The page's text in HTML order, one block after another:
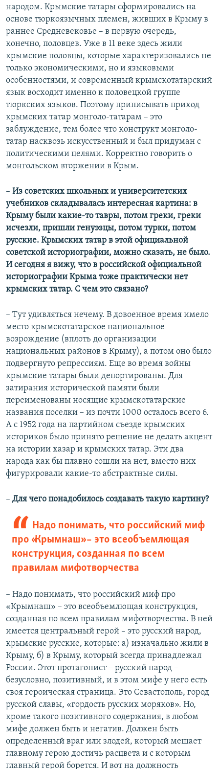
народом. Крымские татары сформировались на
основе тюркоязычных племен, живших в Крыму в
раннее Средневековье – в первую очередь,
конечно, половцев. Уже в 11 веке здесь жили
крымские половцы, которые характеризовались не
только экономическими, но и языковыми
особенностями, и современный крымскотатарский
язык восходит именно к половецкой группе
тюркских языков. Поэтому приписывать приход
крымских татар монголо-татарам – это
заблуждение, тем более что конструкт монголо-
татар насквозь искусственный и был придуман с
политическими целями. Корректно говорить о
монгольском вторжении в Крым.
– Из советских школьных и университетских
учебников складывалась интересная картина: в
Крыму были какие-то тавры, потом греки, греки
исчезли, пришли генуэзцы, потом турки, потом
русские. Крымских татар в этой официальной
советской историографии, можно сказать, не было.
И сегодня я вижу, что в российской официальной
историографии Крыма тоже практически нет
крымских татар. С чем это связано?
– Тут удивляться нечему. В довоенное время имело
место крымскотатарское национальное
возрождение (вплоть до организации
национальных районов в Крыму), а потом оно было
подвергнуто репрессиям. Еще во время войны
крымские татары были депортированы. Для
затирания исторической памяти были
переименованы носящие крымскотатарские
названия поселки – из почти 1000 осталось всего 6.
А с 1952 года на партийном съезде крымских
историков было принято решение не делать акцент
на истории хазар и крымских татар. Эти два
народа как бы плавно сошли на нет, вместо них
фигурировали какие-то абстрактные силы.
– Для чего понадобилось создавать такую картину?
Надо понимать, что российский миф
про «Крымнаш» – это всеобъемлющая
конструкция, созданная по всем
правилам мифотворчества
– Надо понимать, что российский миф про
«Крымнаш» – это всеобъемлющая конструкция,
созданная по всем правилам мифотворчества. В ней
имеется центральный герой – это русский народ,
крымские русские, которые: а) изначально жили в
Крыму, б) в Крыму, который всегда принадлежал
России. Этот протагонист – русский народ –
безусловно, позитивный, и в этом мифе у него есть
своя героическая страница. Это Севастополь, город
русской славы, «гордость русских моряков». Но,
кроме такого позитивного содержания, в любом
мифе должен быть и негатив. Должен быть
определенный враг или злодей, который мешает
главному герою достичь расцвета и с которым
главный герой борется. И вот на должность